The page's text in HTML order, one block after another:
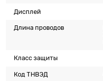
Дисплей
Длина проводов
Класс защиты
Код ТНВЭД